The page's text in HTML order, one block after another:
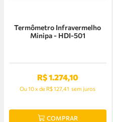
Termômetro Infravermelho
Minipa - HDI-501
R$1.274,10
Ou10xde R$ 127,41 sem juros
COMPRAR